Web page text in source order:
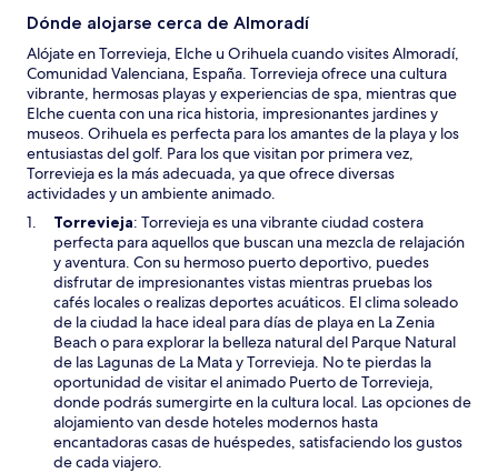
n
u
e
v
a
v
e
n
t
n
a
Dónde alojarse cerca de Almoradí
Alójate en Torrevieja, Elche u Orihuela cuando visites Almoradí,
Comunidad Valenciana, España. Torrevieja ofrece una cultura
vibrante, hermosas playas y experiencias de spa, mientras que
Elche cuenta con una rica historia, impresionantes jardines y
museos. Orihuela es perfecta para los amantes de la playa y los
entusiastas del golf. Para los que visitan por primera vez,
Torrevieja es la más adecuada, ya que ofrece diversas
actividades y un ambiente animado.
TorreviejaS
e
a
b
r
i
r
á
e
n
u
n
a
: Torrevieja es una vibrante ciudad costera
perfecta para aquellos que buscan una mezcla de relajación
y aventura. Con su hermoso puerto deportivo, puedes
disfrutar de impresionantes vistas mientras pruebas los
cafés locales o realizas deportes acuáticos. El clima soleado
de la ciudad la hace ideal para días de playa en La Zenia
Beach o para explorar la belleza natural del Parque Natural
de las Lagunas de La Mata y Torrevieja. No te pierdas la
oportunidad de visitar el animado Puerto de Torrevieja,
donde podrás sumergirte en la cultura local. Las opciones de
alojamiento van desde hoteles modernos hasta
encantadoras casas de huéspedes, satisfaciendo los gustos
de cada viajero.